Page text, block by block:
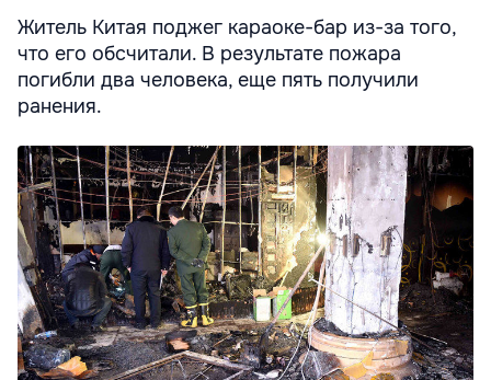
Житель Китая поджег караоке-бар из-за того,
что его обсчитали. В результате пожара
погибли два человека, еще пять получили
ранения.